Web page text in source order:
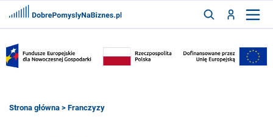
FRANCZYZY
Strona główna > Franczyzy